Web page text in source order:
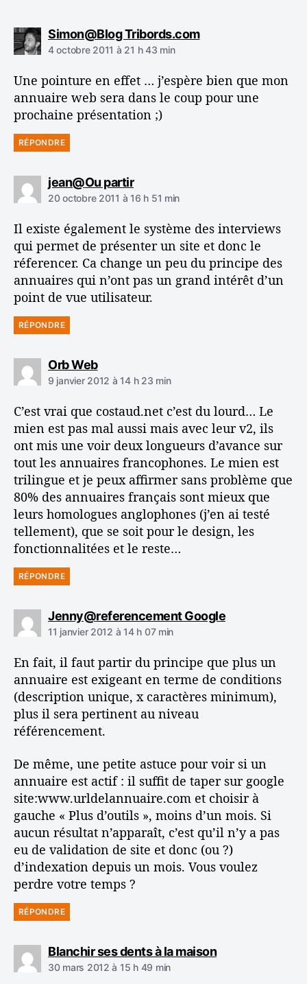
Simon@Blog Tribords.comd
:
4 octobre 2011 à 21 h 43 min
Une pointure en effet … j’espère bien que mon
annuaire web sera dans le coup pour une
prochaine présentation ;)
RÉPONDRE
jean@Ou partird
i
:
20 octobre 2011 à 16 h 51 min
Il existe également le système des interviews
qui permet de présenter un site et donc le
réferencer. Ca change un peu du principe des
annuaires qui n’ont pas un grand intérêt d’un
point de vue utilisateur.
RÉPONDRE
Orb Webd
i
:
9 janvier 2012 à 14 h 23 min
C’est vrai que costaud.net c’est du lourd… Le
mien est pas mal aussi mais avec leur v2, ils
ont mis une voir deux longueurs d’avance sur
tout les annuaires francophones. Le mien est
trilingue et je peux affirmer sans problème que
80% des annuaires français sont mieux que
leurs homologues anglophones (j’en ai testé
tellement), que se soit pour le design, les
fonctionnalitées et le reste…
RÉPONDRE
Jenny@referencement Googled
:
11 janvier 2012 à 14 h 07 min
En fait, il faut partir du principe que plus un
annuaire est exigeant en terme de conditions
(description unique, x caractères minimum),
plus il sera pertinent au niveau
référencement.
De même, une petite astuce pour voir si un
annuaire est actif : il suffit de taper sur google
site:www.urldelannuaire.com et choisir à
gauche « Plus d’outils », moins d’un mois. Si
aucun résultat n’apparaît, c’est qu’il n’y a pas
eu de validation de site et donc (ou ?)
d’indexation depuis un mois. Vous voulez
perdre votre temps ?
RÉPONDRE
Blanchir ses dents à la maisond
30 mars 2012 à 15 h 49 min